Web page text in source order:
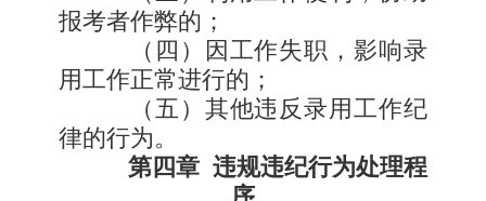
报考者作弊的；
（四）因工作失职，影响录
用工作正常进行的；
（五）其他违反录用工作纪
律的行为。
第四章 违规违纪行为处理程